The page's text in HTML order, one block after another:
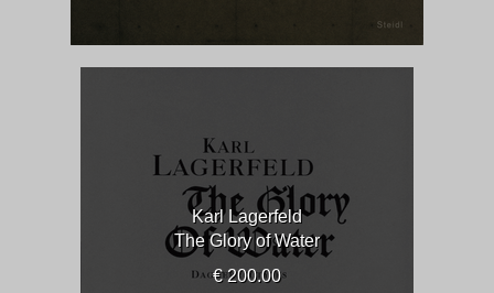
Karl Lagerfeld
The Glory of Water
€ 200.00